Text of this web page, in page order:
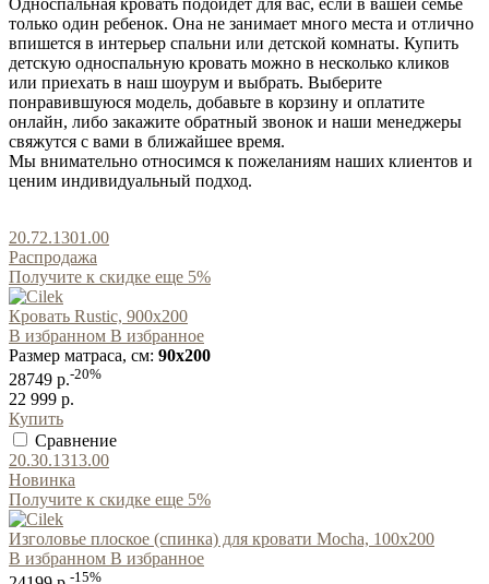
только один ребенок. Она не занимает много места и отлично
впишется в интерьер спальни или детской комнаты. Купить
детскую односпальную кровать можно в несколько кликов
или приехать в наш шоурум и выбрать. Выберите
понравившуюся модель, добавьте в корзину и оплатите
онлайн, либо закажите обратный звонок и наши менеджеры
свяжутся с вами в ближайшее время.
Мы внимательно относимся к пожеланиям наших клиентов и
ценим индивидуальный подход.
20.72.1301.00
Распродажа
Получите к скидке еще 5%
Кровать Rustic, 900x200
В избранном В избранное
Размер матраса, см: 90x200
28749 р.-20%
22 999 р.
Купить
Сравнение
20.30.1313.00
Новинка
Получите к скидке еще 5%
Изголовье плоское (спинка) для кровати Mocha, 100x200
В избранном В избранное
-15%